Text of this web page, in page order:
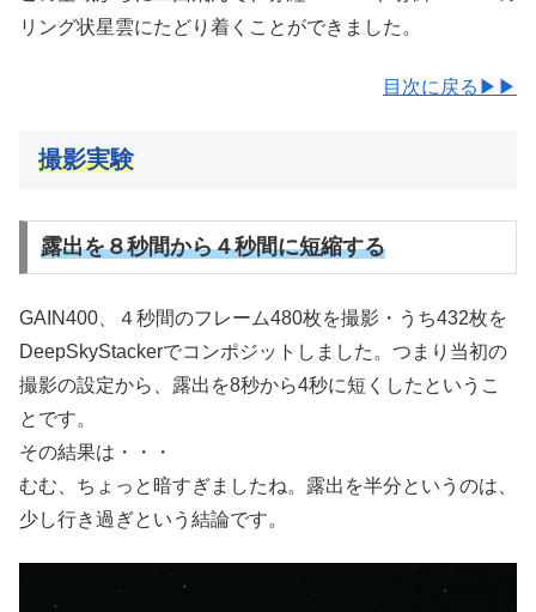
リング状星雲にたどり着くことができました。
目次に戻る▶▶
撮影実験
露出を８秒間から４秒間に短縮する
GAIN400、４秒間のフレーム480枚を撮影・うち432枚を
DeepSkyStackerでコンポジットしました。つまり当初の
撮影の設定から、露出を8秒から4秒に短くしたというこ
とです。
その結果は・・・
むむ、ちょっと暗すぎましたね。露出を半分というのは、
少し行き過ぎという結論です。